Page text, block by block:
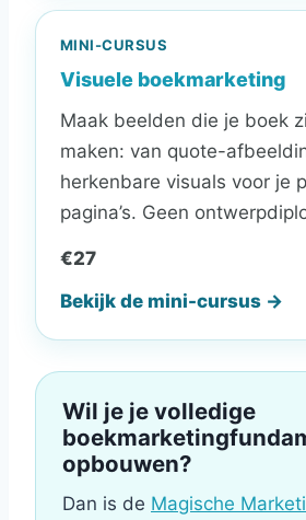
MINI-CURSUS
Visuele boekmarketing
Maak beelden die je boek
maken: van quote-
herkenbare visuals voor je
pagina’s. Geen
€27
Bekijk de mini-cursus →
Wil je je volledige
opbouwen?
Dan is de Magische